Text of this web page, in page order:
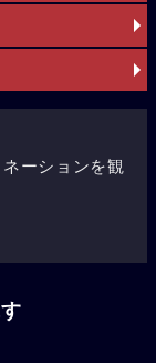
ーションを観